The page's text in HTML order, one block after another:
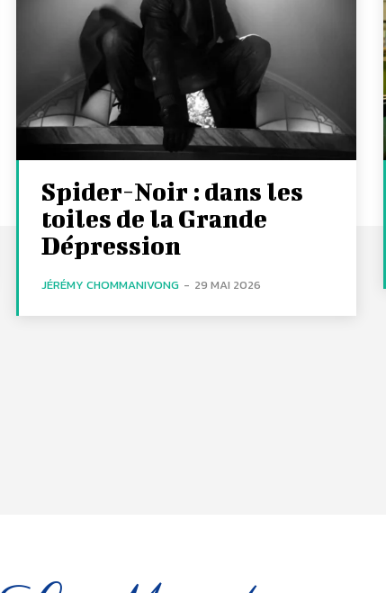
Spider-Noir : dans les
toiles de la Grande
Dépression
JÉRÉMY CHOMMANIVONG - 29 MAI 2026